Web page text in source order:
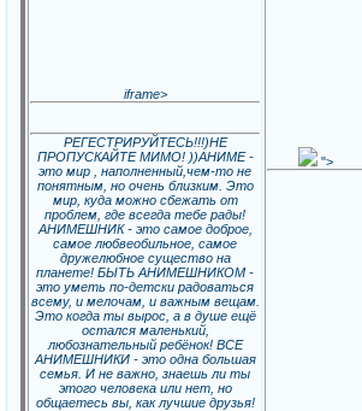
iframe>
РЕГЕСТРИРУЙТЕСЬ!!!)НЕ
ПРОПУСКАЙТЕ МИМО! ))АНИМЕ -
это мир , наполненный,чем-то не
понятным, но очень близким. Это
мир, куда можно сбежать от
проблем, где всегда тебе рады!
АНИМЕШНИК - это самое доброе,
самое любвеобильное, самое
дружелюбное существо на
планете! БЫТЬ АНИМЕШНИКОМ -
это уметь по-детски радоваться
всему, и мелочам, и важным вещам.
Это когда ты вырос, а в душе ещё
остался маленький,
любознательный ребёнок! ВСЕ
АНИМЕШНИКИ - это одна большая
семья. И не важно, знаешь ли ты
этого человека или нет, но
общаетесь вы, как лучшие друзья!
">